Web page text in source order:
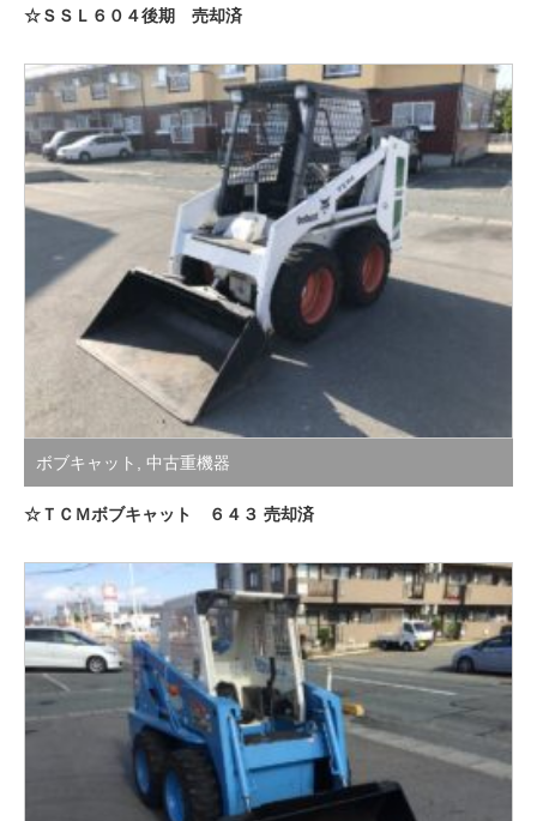
☆ＳＳＬ６０４後期 売却済
ボブキャット 中古重機器
☆ＴＣＭボブキャット ６４３ 売却済